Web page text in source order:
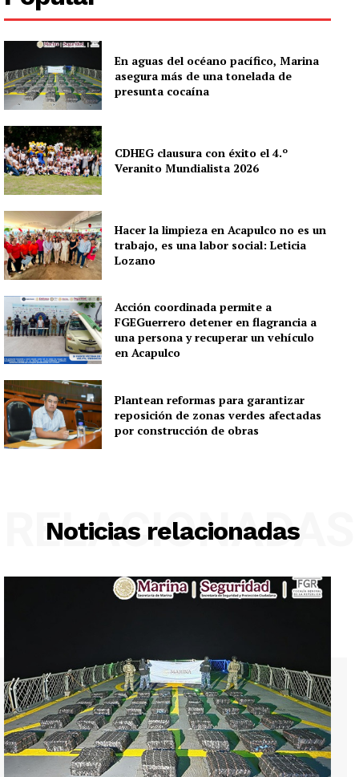
En aguas del océano pacífico, Marina
asegura más de una tonelada de
presunta cocaína
CDHEG clausura con éxito el 4.º
Veranito Mundialista 2026
Hacer la limpieza en Acapulco no es un
trabajo, es una labor social: Leticia
Lozano
Acción coordinada permite a
FGEGuerrero detener en flagrancia a
una persona y recuperar un vehículo
en Acapulco
Plantean reformas para garantizar
reposición de zonas verdes afectadas
por construcción de obras
Noticias relacionadas
RELACIONADAS